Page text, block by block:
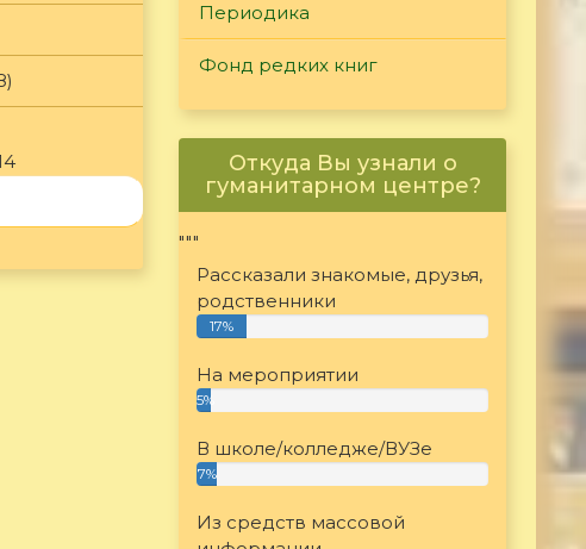
Периодика
Фонд редких книг
Откуда Вы узнали о
гуманитарном центре?
"""
Рассказали знакомые, друзья,
родственники
17%
На мероприятии
5%
В школе/колледже/ВУЗе
7%
Из средств массовой